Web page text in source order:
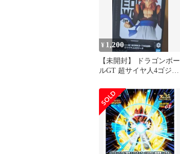
¥ 1,200
【未開封】 ドラゴンボー
ルGT 超サイヤ人4ゴジー